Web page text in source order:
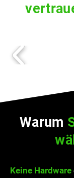
Warum
Keine Hardware